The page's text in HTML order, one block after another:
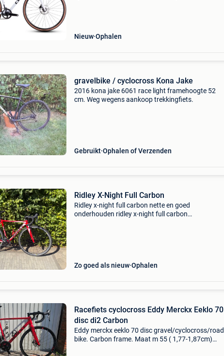
Nieuw Ophalen
gravelbike / cyclocross Kona Jake
2016 kona jake 6061 race light framehoogte 52
cm. Weg wegens aankoop trekkingfiets.
Gebruikt Ophalen of Verzenden
Ridley X-Night Full Carbon
Ridley x-night full carbon nette en goed
onderhouden ridley x-night full carbon
Zo goed als nieuw Ophalen
Racefiets cyclocross Eddy Merckx Eeklo 70
disc di2 Carbon
Eddy merckx eeklo 70 disc gravel/cyclocross/road
bike. Carbon frame. Maat m 55 ( 1,77-1,87cm)